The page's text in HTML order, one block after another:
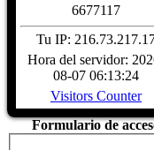
667711 7
Tu IP:
Hora del servidor:
08-07 06:13:24
Visitors Counter
Formulario de